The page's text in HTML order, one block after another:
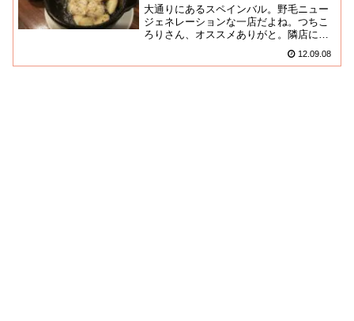
大通りにあるスペインバル。野毛ニュー
ジェネレーションな一店だよね。つちこ
ろりさん、オススメありがと。隣店に比
は立ち飲みなんだけど、カウン... 12.09.08